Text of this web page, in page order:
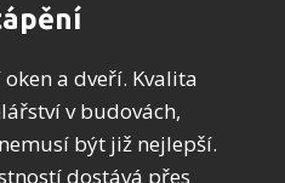
a dveří. Kvalita
v budovách,
být již nejlepší.
dostává přes